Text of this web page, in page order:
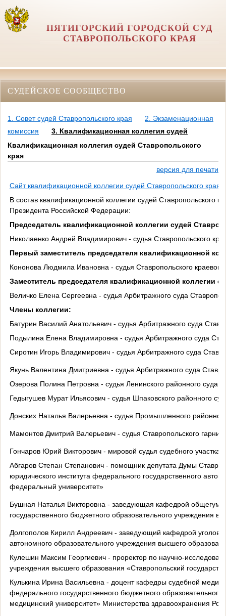
ПЯТИГОРСКИЙ ГОРОДСКОЙ СУД
СТАВРОПОЛЬСКОГО КРАЯ
СУДЕЙСКОЕ СООБЩЕСТВО
1. Совет судей Ставропольского края
2. Экзаменационная
комиссия
3. Квалификационная коллегия судей
Квалификационная коллегия судей Ставропольского
края
версия для печати
Сайт квалификационной коллегии судей Ставропольского края
В состав квалификационной коллегии судей Ставропольского
Президента Российской Федерации:
Председатель квалификационной коллегии судей
Николаенко Андрей Владимирович - судья Ставропольского
Первый заместитель председателя квалификационной
Кононова Людмила Ивановна - судья Ставропольского краевого
Заместитель председателя квалификационной коллегии
Величко Елена Сергеевна - судья Арбитражного суда
Члены коллегии:
Батурин Василий Анатольевич - судья Арбитражного суда
Подылина Елена Владимировна - судья Арбитражного суда
Сиротин Игорь Владимирович - судья Арбитражного суда
Якунь Валентина Дмитриевна - судья Арбитражного суда
Озерова Полина Петровна - судья Ленинского районного суда
Гедыгушев Мурат Ильясович - судья Шпаковского районного
Донских Наталья Валерьевна - судья Промышленного
Мамонтов Дмитрий Валерьевич - судья Ставропольского
Гончаров Юрий Викторович - мировой судья судебного участка
Абгаров Степан Степанович - помощник депутата Думы
юридического института федерального государственного
федеральный университет»
Бушная Наталья Викторовна - заведующая кафедрой
государственного бюджетного образовательного учреждения
Долгополов Кирилл Андреевич - заведующий кафедрой
автономного образовательного учреждения высшего
Кулешин Максим Георгиевич - проректор по научно-
учреждения высшего образования «Ставропольский
Кулькина Ирина Васильевна - доцент кафедры судебной
федерального государственного бюджетного
медицинский университет» Министерства здравоохранения